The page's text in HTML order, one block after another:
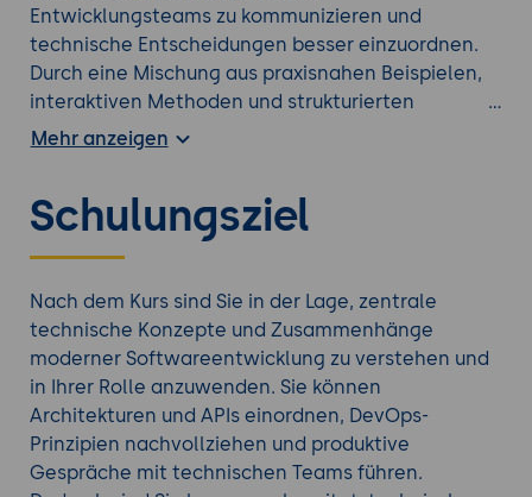
Entwicklungsteams zu kommunizieren und
technische Entscheidungen besser einzuordnen.
Durch eine Mischung aus praxisnahen Beispielen,
interaktiven Methoden und strukturierten
Erklärungen erhalten Sie ein solides technisches
Suchen Sie nach einer besser passenden
Mehr anzeigen
Schulungsziel
Nach dem Kurs sind Sie in der Lage, zentrale
technische Konzepte und Zusammenhänge
moderner Softwareentwicklung zu verstehen und
in Ihrer Rolle anzuwenden. Sie können
Architekturen und APIs einordnen, DevOps-
Prinzipien nachvollziehen und produktive
Gespräche mit technischen Teams führen.